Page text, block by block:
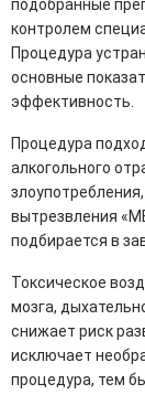
подобранные
контролем
Процедура
основные
эффективность.
Процедура
алкогольного
вытрезвления
подбирается в
Токсическое
мозга,
снижает риск
исключает
процедура, тем